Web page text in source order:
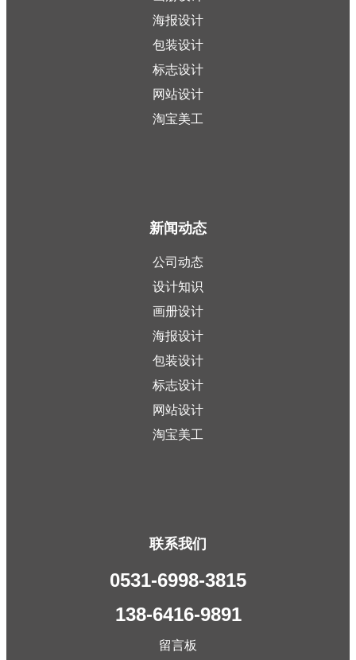
海报设计
包装设计
标志设计
网站设计
淘宝美工
新闻动态
公司动态
设计知识
画册设计
海报设计
包装设计
标志设计
网站设计
淘宝美工
联系我们
0531-6998-3815
138-6416-9891
留言板